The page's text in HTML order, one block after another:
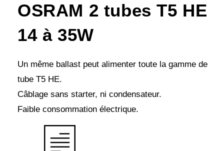
OSRAM 2 tubes T5 HE
14 à 35W
Un même ballast peut alimenter toute la gamme de
tube T5 HE.
Câblage sans starter, ni condensateur.
Faible consommation électrique.